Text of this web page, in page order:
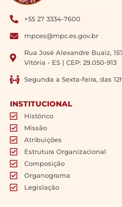
+55 27 3334-7600
mpces@mpc.es.gov.br
Rua José Alexandre Buaiz,
Vitória - ES | CEP: 29.050-913
Segunda a Sexta-feira, das
INSTITUCIONAL
Histórico
Missão
Atribuições
Estrutura Organizacional
Composição
Organograma
Legislação